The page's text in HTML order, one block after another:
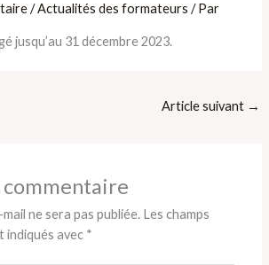
/Actualités des formateurs / Par
jusqu’au 31 décembre 2023.
Article suivant →
commentaire
ne sera pas publiée. Les champs
avec *